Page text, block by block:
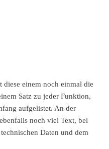
diese einem noch einmal die
Satz zu jeder Funktion,
aufgelistet. An der
noch viel Text, bei
Daten und dem